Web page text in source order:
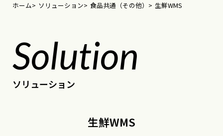
ホーム ソリューション 食品共通（その他） 生鮮WMS
Solution
ソリューション
生鮮WMS